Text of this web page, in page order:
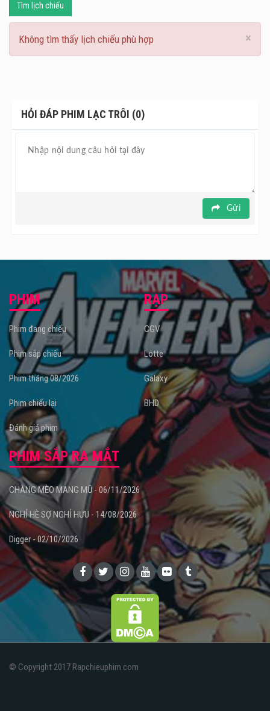
Tìm lịch chiếu
×
Không tìm thấy lịch chiếu phù hợp
HỎI ĐÁP PHIM LẠC TRÔI (0)
Gửi
PHIM
Phim đang chiếu
Phim sắp chiếu
Phim tháng 08/2026
Phim chiếu lại
Đánh giá phim
RẠP
CGV
Lotte
Galaxy
BHD
PHIM SẮP RA MẮT
CHÀNG MÈO MANG MŨ - 06/11/2026
NGHỈ HÈ SỢ NGHỈ HƯU - 14/08/2026
Digger - 02/10/2026
© Copyright 2017 Rapchieuphim.com